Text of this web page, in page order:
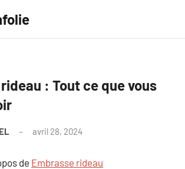
: Tout ce que vous
avril 28, 2024
de Embrasse rideau